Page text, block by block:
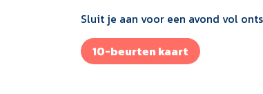
Sluit je aan voor een avond vol
10-beurt​​en ka​​​​a​​rt